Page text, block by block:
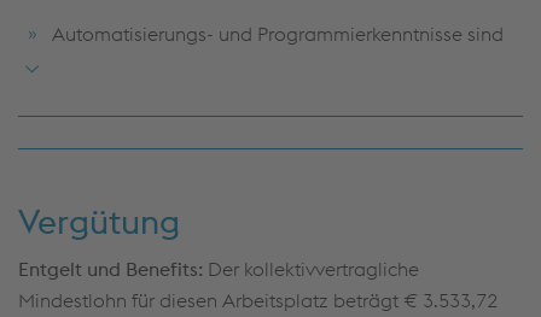
gefragt sind
Automatisierungs- und Programmierkenntnisse sind
Um unsere Dienstfahrzeuge steuern zu können,
Eine strukturierte und selbstständige
selbstverständlich
Vergütung
Entgelt und Benefits: Der kollektivvertragliche
Mindestlohn für diesen Arbeitsplatz beträgt € 3.533,72